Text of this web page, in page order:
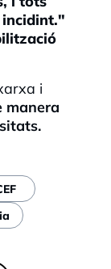
incidint."
i
manera